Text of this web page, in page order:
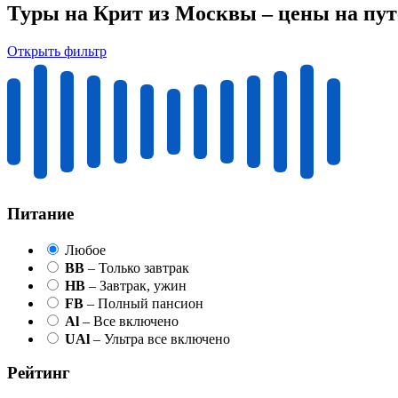
Туры на Крит из Москвы – цены на
Открыть фильтр
Питание
Любое
BB – Только завтрак
HB – Завтрак, ужин
FB – Полный пансион
Al – Все включено
UAl – Ультра все включено
Рейтинг